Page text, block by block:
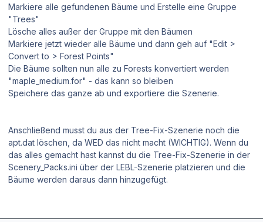
Markiere alle gefundenen Bäume und Erstelle eine Gruppe
"Trees"
Lösche alles außer der Gruppe mit den Bäumen
Markiere jetzt wieder alle Bäume und dann geh auf "Edit >
Convert to > Forest Points"
Die Bäume sollten nun alle zu Forests konvertiert werden
"maple_medium.for" - das kann so bleiben
Speichere das ganze ab und exportiere die Szenerie.
Anschließend musst du aus der Tree-Fix-Szenerie noch die
apt.dat löschen, da WED das nicht macht (WICHTIG). Wenn du
das alles gemacht hast kannst du die Tree-Fix-Szenerie in der
Scenery_Packs.ini über der LEBL-Szenerie platzieren und die
Bäume werden daraus dann hinzugefügt.